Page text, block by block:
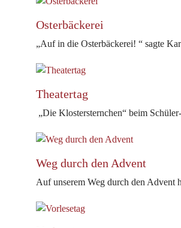
Osterbäckerei
„Auf in die Osterbäckerei! “ sagte
Theatertag
„Die Klostersternchen“ beim
Weg durch den Advent
Auf unserem Weg durch den Advent